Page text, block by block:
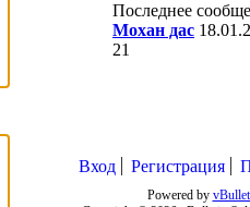
Последнее
Мохан дас
21
Вход Регистрация
Powered by